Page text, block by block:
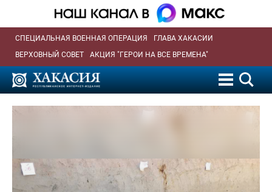
СПЕЦИАЛЬНАЯ ВОЕННАЯ ОПЕРАЦИЯ
ГЛАВА ХАКАСИИ
ВЕРХОВНЫЙ СОВЕТ
АКЦИЯ "ГЕРОИ НА ВСЕ ВРЕМЕНА"